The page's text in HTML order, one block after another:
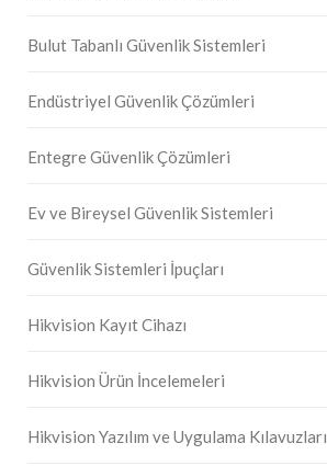
Bulut Tabanlı Güvenlik Sistemleri
Endüstriyel Güvenlik Çözümleri
Entegre Güvenlik Çözümleri
Ev ve Bireysel Güvenlik Sistemleri
Güvenlik Sistemleri İpuçları
Hikvision Kayıt Cihazı
Hikvision Ürün İncelemeleri
Hikvision Yazılım ve Uygulama Kılavuzları